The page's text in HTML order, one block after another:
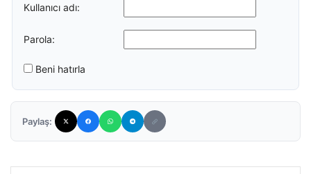
Kullanıcı adı:
Parola:
Beni hatırla
Paylaş: